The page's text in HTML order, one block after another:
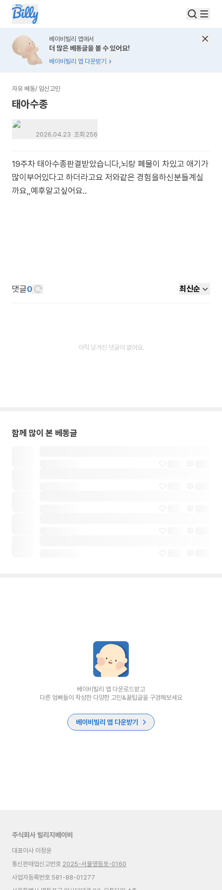
베이비빌리 앱에서
더 많은 베동글을 볼 수 있어요!
베이비빌리 앱 다운받기
자유 베동/ 임신고민
태아수종
2026.04.23 조회 256
19주차 태아수종판결받았습니다,뇌랑 폐물이 차있고 애기가
많이부어있다고 하더라고요 저와같은 경험을하신분들계실
까요,,예후알고싶어요..
댓글0 최신순
아직 남겨진 댓글이 없어요.
함께 많이 본 베동글
베이비빌리 앱 다운로드받고
다른 엄빠들이 작성한 다양한 고민&꿀팁글을 구경해보세요
베이비빌리 앱 다운받기
주식회사 빌리지베이비
대표이사 이정윤
통신판매업신고번호 2025-서울영등포-0160
사업자등록번호 581-88-01277